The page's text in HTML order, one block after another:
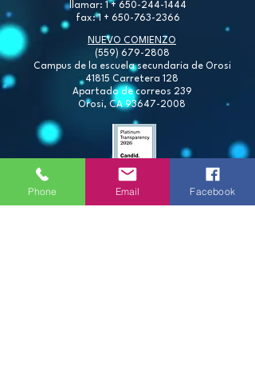
llamar: 1 + 650-244-1444
fax: 1 + 650-763-2366
NUEVO COMIENZO
(559) 679-2808
Campus de la escuela secundaria de Orosi
41815 Carretera 128
Apartado de correos 239
Orosi, CA93647-2008
Phone Email Facebook